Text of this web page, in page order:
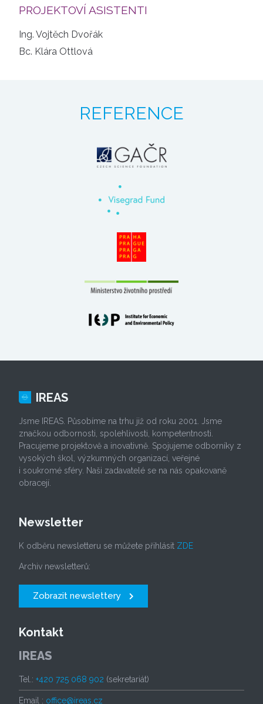
PROJEKTOVÍ ASISTENTI
Ing. Vojtěch Dvořák
Bc. Klára Ottlová
REFERENCE
IREAS
Jsme IREAS. Působíme na trhu již od roku 2001. Jsme
značkou odbornosti, spolehlivosti, kompetentnosti.
Pracujeme projektově a inovativně. Spojujeme odborníky z
vysokých škol, výzkumných organizací, veřejné
i soukromé sféry. Naši zadavatelé se na nás opakovaně
obracejí.
Newsletter
K odběru newsletteru se můžete přihlásit ZDE
Archiv newsletterů:
Zobrazit newslettery
Kontakt
IREAS
Tel.: +420 725 068 902 (sekretariát)
Email : office@ireas.cz